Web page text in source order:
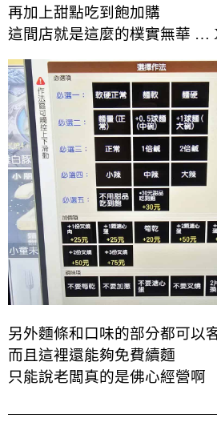
再加上甜點吃到飽加購
這間店就是這麼的樸實無華 …
另外麵條和口味的部分都可以
而且這裡還能夠免費續麵
只能說老闆真的是佛心經營啊